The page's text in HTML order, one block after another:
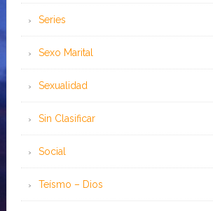
Series
Sexo Marital
Sexualidad
Sin Clasificar
Social
Teísmo – Dios